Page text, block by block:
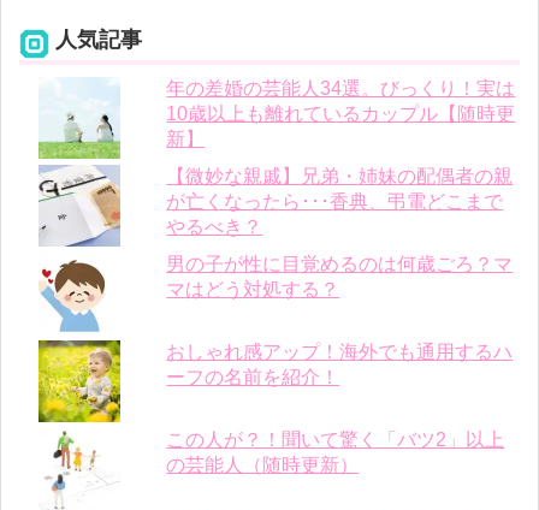
人気記事
年の差婚の芸能人34選。びっくり！実は
10歳以上も離れているカップル【随時更
新】
【微妙な親戚】兄弟・姉妹の配偶者の親
が亡くなったら･･･香典、弔電どこまで
やるべき？
男の子が性に目覚めるのは何歳ごろ？マ
マはどう対処する？
おしゃれ感アップ！海外でも通用するハ
ーフの名前を紹介！
この人が？！聞いて驚く「バツ2」以上
の芸能人（随時更新）